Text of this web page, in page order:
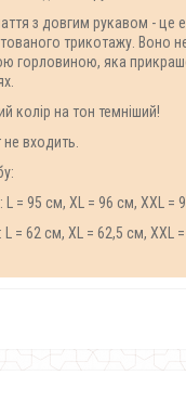
з довгим рукавом - це
трикотажу. Воно
горловиною, яка
колір на тон
входить.
= 95 см, XL = 96 см, XXL =
= 62 см, XL = 62,5 см, XXL